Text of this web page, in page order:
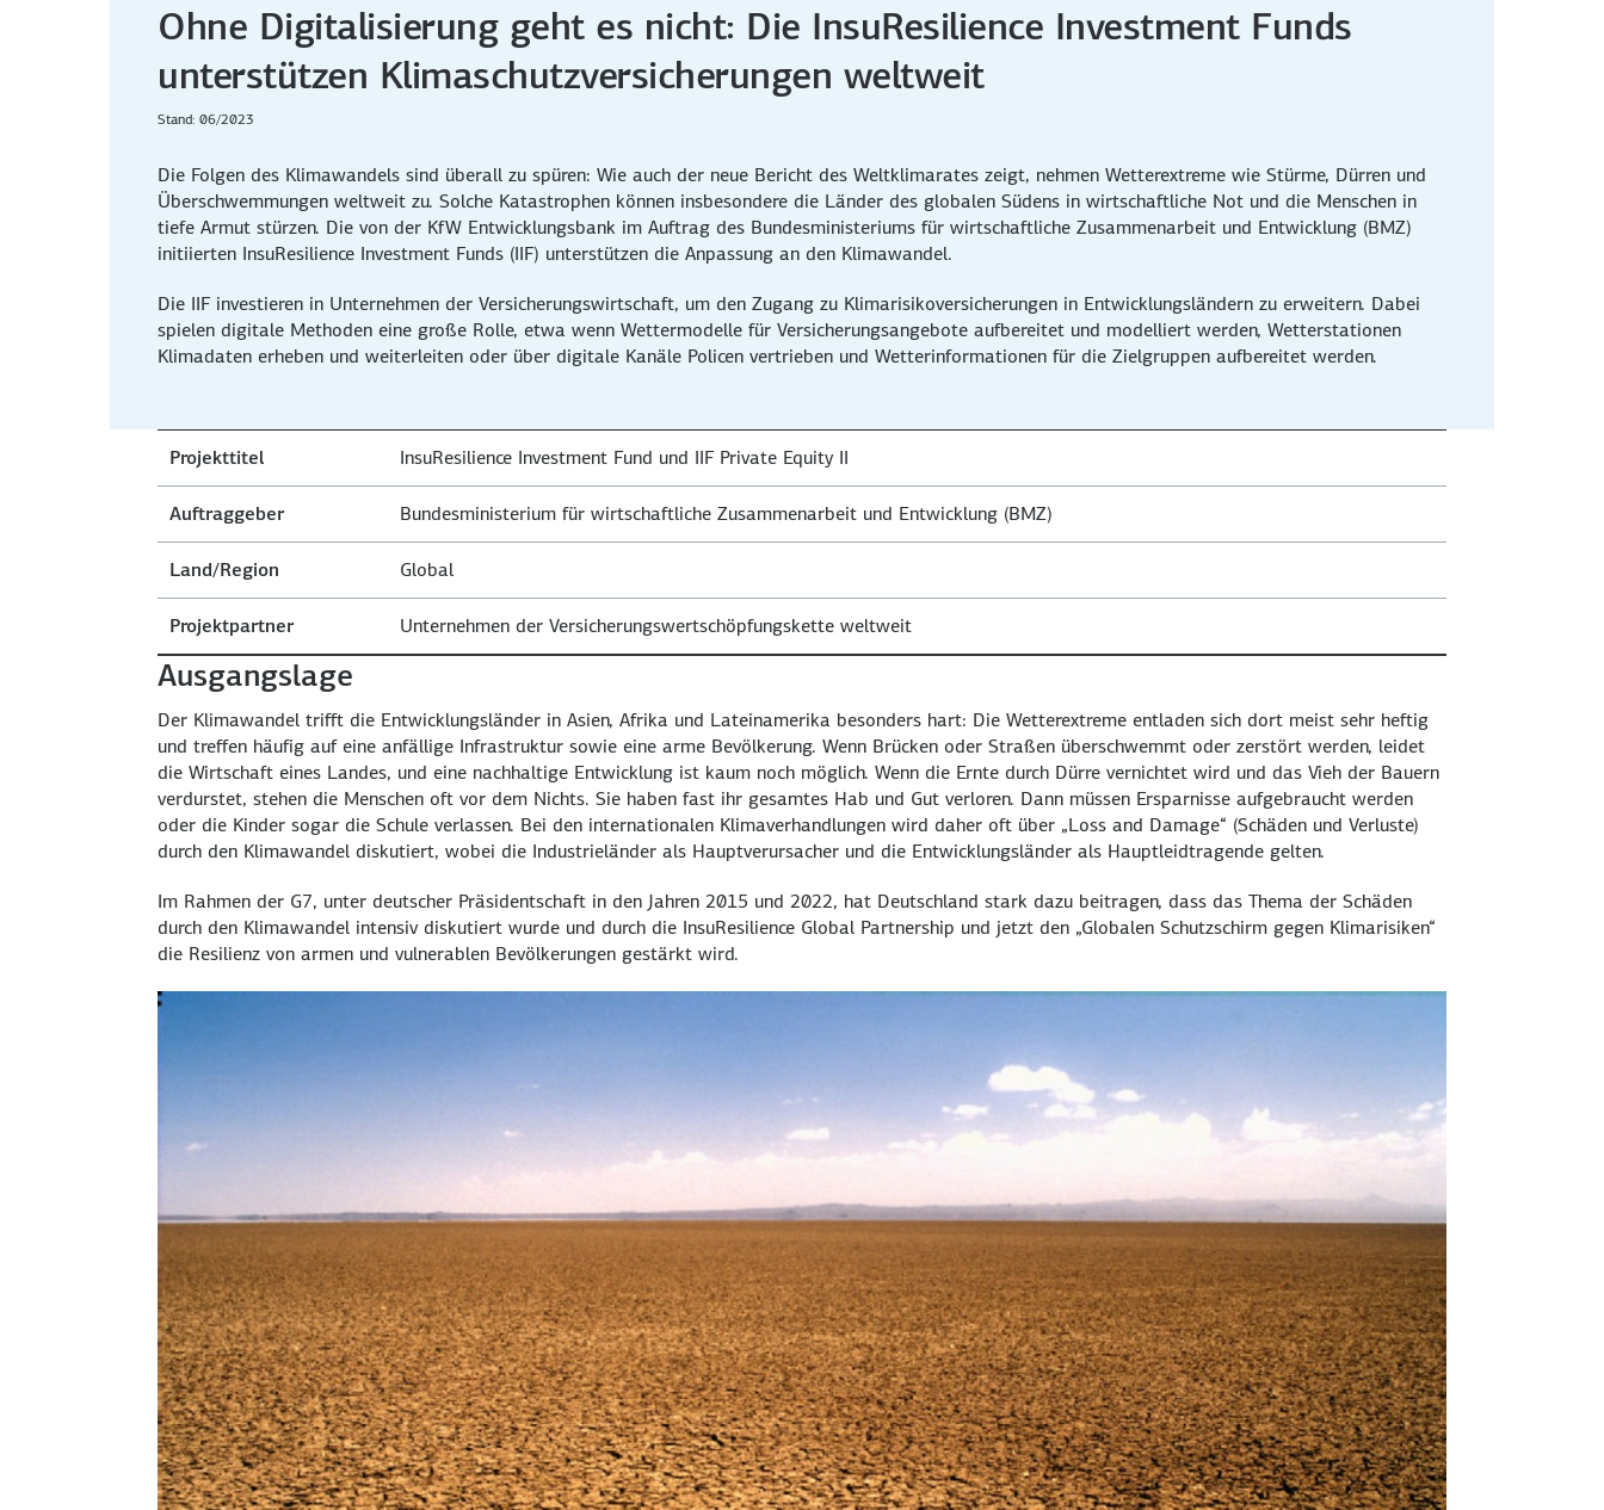
Ohne Digitalisierung geht es nicht: Die InsuResilience Investment Funds
unterstützen Klimaschutzversicherungen weltweit
Stand: 06/2023
Die Folgen des Klimawandels sind überall zu spüren: Wie auch der neue Bericht des Weltklimarates zeigt, nehmen Wetterextreme wie Stürme, Dürren und
Überschwemmungen weltweit zu. Solche Katastrophen können insbesondere die Länder des globalen Südens in wirtschaftliche Not und die Menschen in
tiefe Armut stürzen. Die von der KfW Entwicklungsbank im Auftrag des Bundesministeriums für wirtschaftliche Zusammenarbeit und Entwicklung (BMZ)
initiierten InsuResilience Investment Funds (IIF) unterstützen die Anpassung an den Klimawandel.
Die IIF investieren in Unternehmen der Versicherungswirtschaft, um den Zugang zu Klimarisikoversicherungen in Entwicklungsländern zu erweitern. Dabei
spielen digitale Methoden eine große Rolle, etwa wenn Wettermodelle für Versicherungsangebote aufbereitet und modelliert werden, Wetterstationen
Klimadaten erheben und weiterleiten oder über digitale Kanäle Policen vertrieben und Wetterinformationen für die Zielgruppen aufbereitet werden.
Projekttitel InsuResilience Investment Fund und IIF Private Equity II
Auftraggeber Bundesministerium für wirtschaftliche Zusammenarbeit und Entwicklung (BMZ)
Land/Region Global
Projektpartner Unternehmen der Versicherungswertschöpfungskette weltweit
Ausgangslage
Der Klimawandel trifft die Entwicklungsländer in Asien, Afrika und Lateinamerika besonders hart: Die Wetterextreme entladen sich dort meist sehr heftig
und treffen häufig auf eine anfällige Infrastruktur sowie eine arme Bevölkerung. Wenn Brücken oder Straßen überschwemmt oder zerstört werden, leidet
die Wirtschaft eines Landes, und eine nachhaltige Entwicklung ist kaum noch möglich. Wenn die Ernte durch Dürre vernichtet wird und das Vieh der Bauern
verdurstet, stehen die Menschen oft vor dem Nichts. Sie haben fast ihr gesamtes Hab und Gut verloren. Dann müssen Ersparnisse aufgebraucht werden
oder die Kinder sogar die Schule verlassen. Bei den internationalen Klimaverhandlungen wird daher oft über „Loss and Damage“ (Schäden und Verluste)
durch den Klimawandel diskutiert, wobei die Industrieländer als Hauptverursacher und die Entwicklungsländer als Hauptleidtragende gelten.
Im Rahmen der G7, unter deutscher Präsidentschaft in den Jahren 2015 und 2022, hat Deutschland stark dazu beitragen, dass das Thema der Schäden
durch den Klimawandel intensiv diskutiert wurde und durch die InsuResilience Global Partnership und jetzt den „Globalen Schutzschirm gegen Klimarisiken“
die Resilienz von armen und vulnerablen Bevölkerungen gestärkt wird.